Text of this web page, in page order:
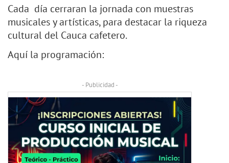
Cada día cerraran la jornada con muestras
musicales y artísticas, para destacar la riqueza
cultural del Cauca cafetero.
Aquí la programación:
- Publicidad -